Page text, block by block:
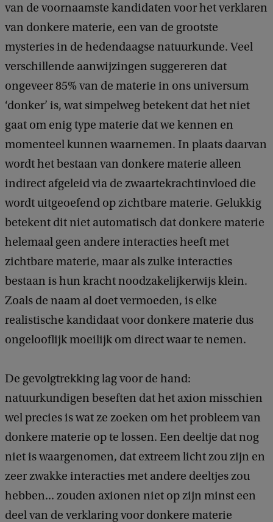
van de voornaamste kandidaten voor het verklaren
van donkere materie, een van de grootste
mysteries in de hedendaagse natuurkunde. Veel
verschillende aanwijzingen suggereren dat
ongeveer 85% van de materie in ons universum
‘donker’ is, wat simpelweg betekent dat het niet
gaat om enig type materie dat we kennen en
momenteel kunnen waarnemen. In plaats daarvan
wordt het bestaan ​​van donkere materie alleen
indirect afgeleid via de zwaartekrachtinvloed die
wordt uitgeoefend op zichtbare materie. Gelukkig
betekent dit niet automatisch dat donkere materie
helemaal geen andere interacties heeft met
zichtbare materie, maar als zulke interacties
bestaan is hun kracht noodzakelijkerwijs klein.
Zoals de naam al doet vermoeden, is elke
realistische kandidaat voor donkere materie dus
ongelooflijk moeilijk om direct waar te nemen.
De gevolgtrekking lag voor de hand:
natuurkundigen beseften dat het axion misschien
wel precies is wat ze zoeken om het probleem van
donkere materie op te lossen. Een deeltje dat nog
niet is waargenomen, dat extreem licht zou zijn en
zeer zwakke interacties met andere deeltjes zou
hebben... zouden axionen niet op zijn minst een
deel van de verklaring voor donkere materie